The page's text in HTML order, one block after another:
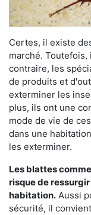
Certes, il existe
marché.
contraire, les
de produits et
exterminer les
plus, ils ont une
mode de vie de
dans une
les exterminer.
Les blattes
risque de
habitation. Aussi
sécurité, il